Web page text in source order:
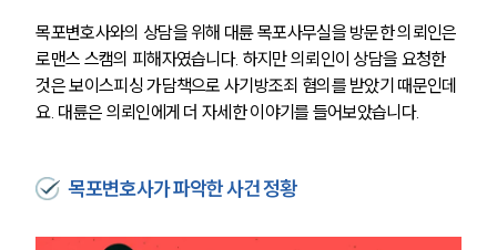
목포변호사와의 상담을 위해 대륜 목포사무실을 방문한 의뢰인은
로맨스 스캠의 피해자였습니다. 하지만 의뢰인이 상담을 요청한
것은 보이스피싱 가담책으로 사기방조죄 혐의를 받았기 때문인데
요. 대륜은 의뢰인에게 더 자세한 이야기를 들어보았습니다.
목포변호사가 파악한 사건 정황